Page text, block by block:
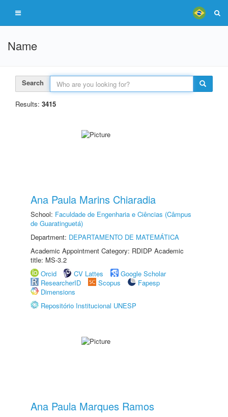
Name
Search
Results: 3415
Ana Paula Marins Chiaradia
School: Faculdade de Engenharia e Ciências (Câmpus
de Guaratinguetá)
Department: DEPARTAMENTO DE MATEMÁTICA
Academic Appointment Category: RDIDP Academic
title: MS-3.2
Orcid
CV Lattes
Google Scholar
ResearcherID
Scopus
Fapesp
Dimensions
Repositório Institucional UNESP
Ana Paula Marques Ramos